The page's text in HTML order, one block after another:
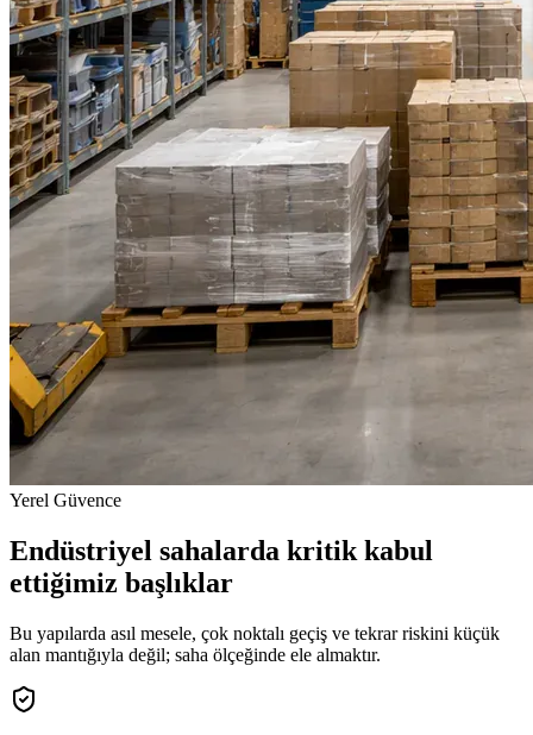
Yerel Güvence
Endüstriyel sahalarda kritik kabul
ettiğimiz başlıklar
Bu yapılarda asıl mesele, çok noktalı geçiş ve tekrar riskini küçük
alan mantığıyla değil; saha ölçeğinde ele almaktır.